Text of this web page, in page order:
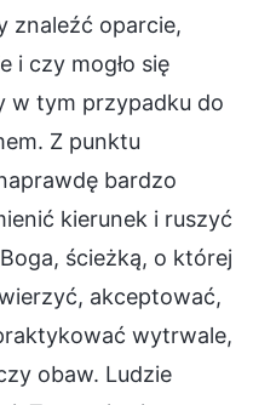
znaleźć oparcie,
i czy mogło się
w tym przypadku do
Z punktu
bardzo
kierunek i ruszyć
ścieżką, o której
akceptować,
wytrwale,
obaw. Ludzie